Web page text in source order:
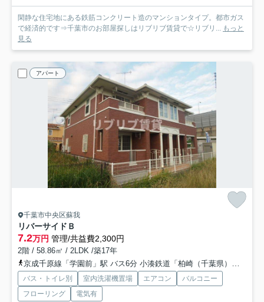
閑静な住宅地にある鉄筋コンクリート造のマンションタイプ。都市ガス
で経済的です⇒千葉市のお部屋探しはリブリブ賃貸で☆リブリ...
もっと
見る
アパート
千葉市中央区蘇我
リバーサイドＢ
7.2万円 管理/共益費2,300円
2階 / 58.86㎡ / 2LDK /築17年
京成千原線「学園前」駅 バス6分 小湊鉄道「柏崎（千葉県）」 停歩7分
バス・トイレ別 室内洗濯機置場 エアコン
バルコニー
フローリング
電気有